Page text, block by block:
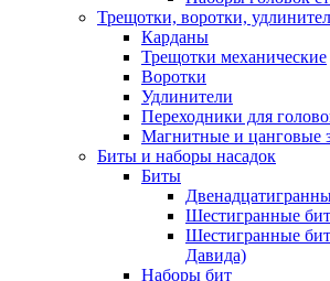
Трещотки, воротки,
Карданы
Трещотки механические
Воротки
Удлинители
Переходники для
Магнитные и цанговые
Биты и наборы насадок
Биты
Шестигранные
Шестигранные
Давида)
Наборы бит